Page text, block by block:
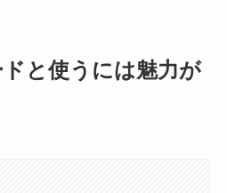
と使うには魅力が